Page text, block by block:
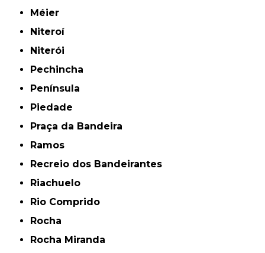
Méier
Niteroí
Niterói
Pechincha
Península
Piedade
Praça da Bandeira
Ramos
Recreio dos Bandeirantes
Riachuelo
Rio Comprido
Rocha
Rocha Miranda